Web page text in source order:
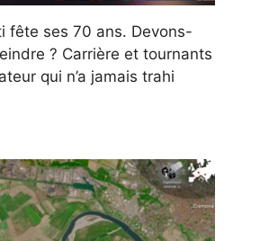
fête ses 70 ans. Devons-
? Carrière et tournants
qui n’a jamais trahi